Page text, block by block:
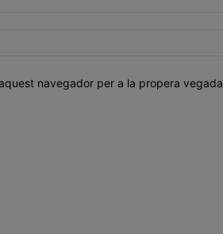
navegador per a la propera vegada